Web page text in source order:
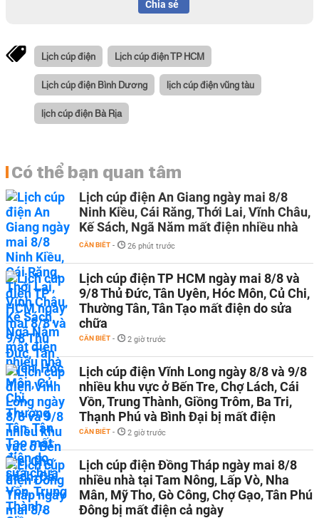
Chia sẻ
Lịch cúp điện Lịch cúp điện TP HCM
Lịch cúp điện Bình Dương lịch cúp điện vũng tàu
lịch cúp điện Bà Rịa
Có thể bạn quan tâm
Lịch cúp điện An Giang ngày mai 8/8
Ninh Kiều, Cái Răng, Thới Lai, Vĩnh Châu,
Kế Sách, Ngã Năm mất điện nhiều nhà
CẦN BIẾT - 26 phút trước
Lịch cúp điện TP HCM ngày mai 8/8 và
9/8 Thủ Đức, Tân Uyên, Hóc Môn, Củ Chi,
Thường Tân, Tân Tạo mất điện do sửa
chữa
CẦN BIẾT - 2 giờ trước
Lịch cúp điện Vĩnh Long ngày 8/8 và 9/8
nhiều khu vực ở Bến Tre, Chợ Lách, Cái
Vồn, Trung Thành, Giồng Trôm, Ba Tri,
Thạnh Phú và Bình Đại bị mất điện
CẦN BIẾT - 2 giờ trước
Lịch cúp điện Đồng Tháp ngày mai 8/8
nhiều nhà tại Tam Nông, Lấp Vò, Nha
Mân, Mỹ Tho, Gò Công, Chợ Gạo, Tân Phú
Đông bị mất điện cả ngày